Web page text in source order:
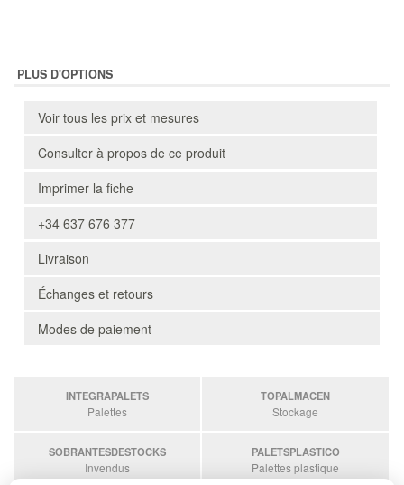
PLUS D'OPTIONS
Voir tous les prix et mesures
Consulter à propos de ce produit
Imprimer la fiche
+34 637 676 377
Livraison
Échanges et retours
Modes de paiement
INTEGRAPALETS
Palettes
TOPALMACEN
Stockage
SOBRANTESDESTOCKS
Invendus
PALETSPLASTICO
Palettes plastique